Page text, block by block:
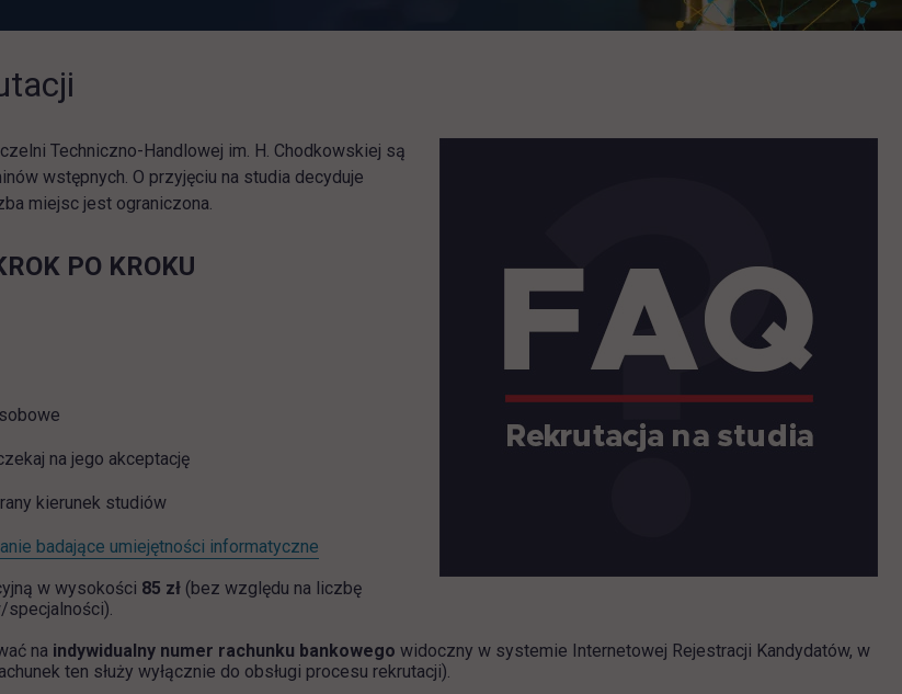
Techniczno-Handlowej im. H. Chodkowskiej są
wstępnych. O przyjęciu na studia decyduje
miejsc jest ograniczona.
PO KROKU
na jego akceptację
kierunek studiów
badające umiejętności informatyczne
w wysokości 85 zł (bez względu na liczbę
specjalności).
na indywidualny numer rachunku bankowego widoczny w systemie Internetowej Rejestracji Kandydatów, w
ten służy wyłącznie do obsługi procesu rekrutacji).